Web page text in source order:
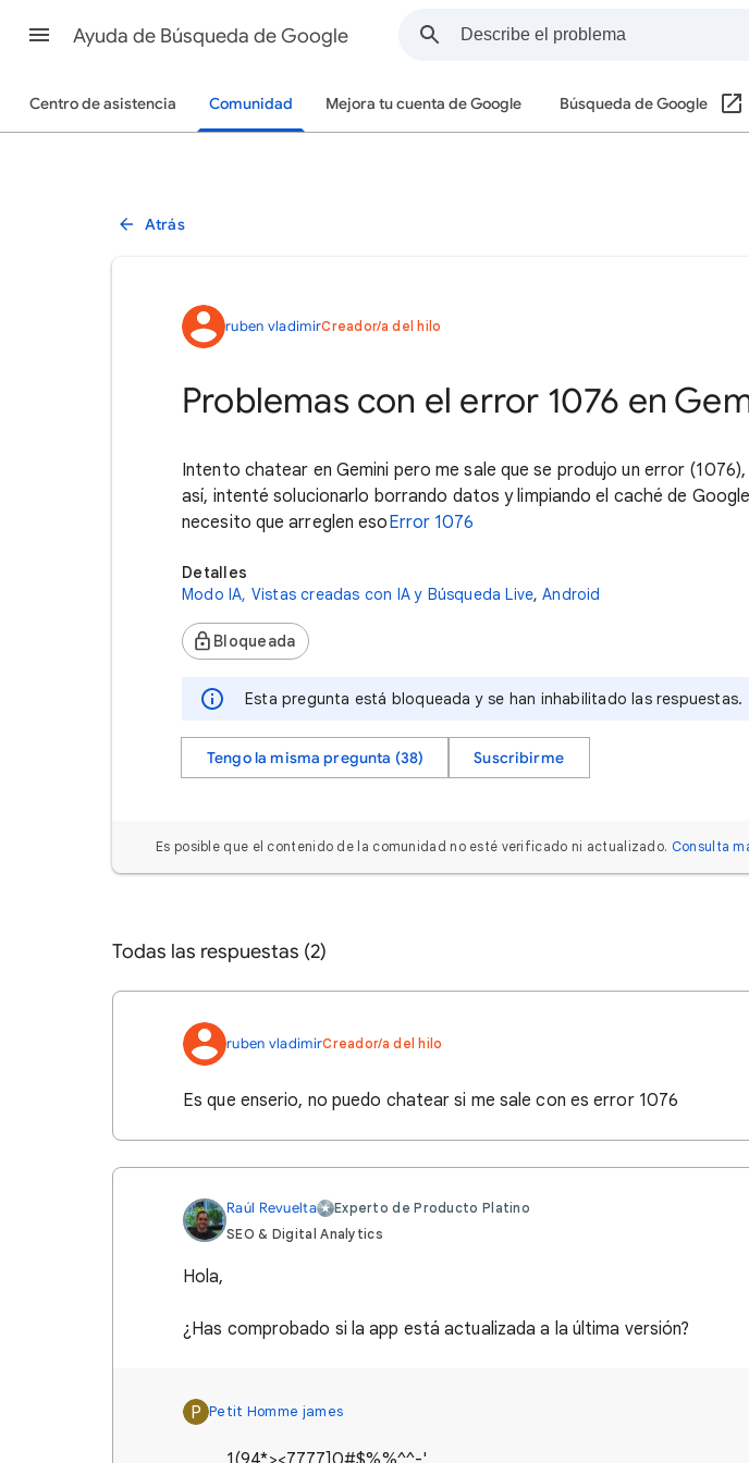
Ayuda de Búsqueda de Google
Centro de asistencia Comunidad Mejora tu cuenta de Google Búsqueda de Google
Atrás
ruben vladimirCreador/a del hilo
Problemas con el error 1076 en
Intento chatear en Gemini pero me sale que se produjo un error
así, intenté solucionarlo borrando datos y limpiando el caché de
necesito que arreglen esoError 1076
Detalles
Modo IA, Vistas creadas con IA y Búsqueda Live, Android
Bloqueada
Esta pregunta está bloqueada y se han inhabilitado las respuestas.
Tengo la misma pregunta (38) Suscribirme
Es posible que el contenido de la comunidad no esté verificado ni actualizado. Consulta
Todas las respuestas (2)
ruben vladimirCreador/a del hilo
Es que enserio, no puedo chatear si me sale con es error 1076
Raúl Revuelta
Experto de Producto Platino
SEO & Digital Analytics
Hola,
¿Has comprobado si la app está actualizada a la última versión?
P Petit Homme james